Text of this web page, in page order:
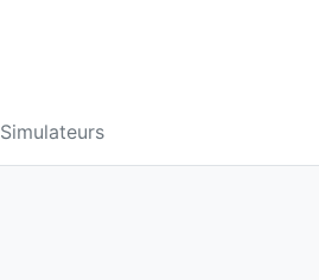
Simulateurs